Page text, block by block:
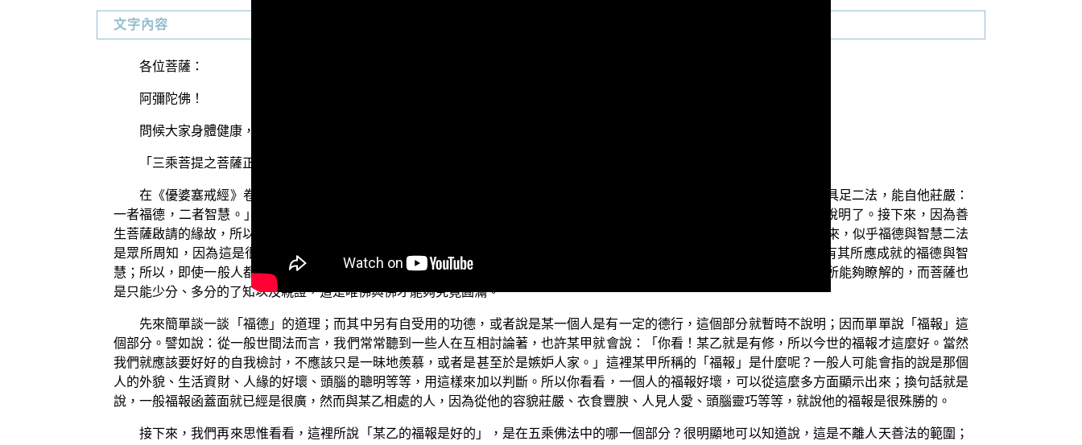
文字內容
各位菩薩：
阿彌陀佛！
問候大家身體健康，精神愉快！
「三乘菩提之菩薩正行」，今天要和大家談一談：菩薩應該如何成就「自他莊嚴」？
在《優婆塞戒經》卷第二中，有一段經文是這麼說的：【善生言：「世尊！云何菩薩自他莊嚴？」佛言：「善男子！菩薩具足二法，能自他莊嚴：
一者福德，二者智慧。」】（《優婆塞戒經》卷2）為什麼是「自他莊嚴」的原因，上一次的菩薩正行之中已經先概略為大家說明了。接下來，因為善
生菩薩啟請的緣故，所以 世尊接著就回答：「菩薩應該要具足福德、智慧二法，才能夠在佛菩提道上自他莊嚴。」從表面上看來，似乎福德與智慧二法
是眾所周知，因為這是很平常的兩個法。然而，因為佛法的方便析分為五乘——人乘、天乘、聲聞乘、緣覺乘與菩薩乘，各有其所應成就的福德與智
慧；所以，即使一般人都能夠隨時引用而朗朗上口，其實福德與智慧的層次的深細、廣狹差別，卻不是號稱在學佛的一般大眾所能夠瞭解的，而菩薩也
是只能少分、多分的了知以及親證，這是唯佛與佛才能夠究竟圓滿。
先來簡單談一談「福德」的道理；而其中另有自受用的功德，或者說是某一個人是有一定的德行，這個部分就暫時不說明；因而單單說「福報」這
個部分。譬如說：從一般世間法而言，我們常常聽到一些人在互相討論著，也許某甲就會說：「你看！某乙就是有修，所以今世的福報才這麼好。當然
我們就應該要好好的自我檢討，不應該只是一昧地羨慕，或者是甚至於是嫉妒人家。」這裡某甲所稱的「福報」是什麼呢？一般人可能會指的說是那個
人的外貌、生活資財、人緣的好壞、頭腦的聰明等等，用這樣來加以判斷。所以你看看，一個人的福報好壞，可以從這麼多方面顯示出來；換句話就是
說，一般福報函蓋面就已經是很廣，然而與某乙相處的人，因為從他的容貌莊嚴、衣食豐腴、人見人愛、頭腦靈巧等等，就說他的福報是很殊勝的。
接下來，我們再來思惟看看，這裡所說「某乙的福報是好的」，是在五乘佛法中的哪一個部分？很明顯地可以知道說，這是不離人天善法的範圍；